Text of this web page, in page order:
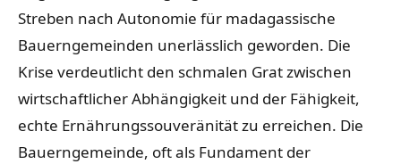
Streben nach Autonomie für madagassische
Bauerngemeinden unerlässlich geworden. Die
Krise verdeutlicht den schmalen Grat zwischen
wirtschaftlicher Abhängigkeit und der Fähigkeit,
echte Ernährungssouveränität zu erreichen. Die
Bauerngemeinde, oft als Fundament der